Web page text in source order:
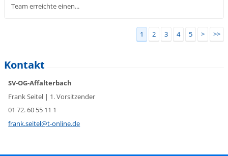
Team erreichte einen...
1 2 3 4 5 > >>
Kontakt
SV-OG-Affalterbach
Frank Seitel | 1. Vorsitzender
01 72. 60 55 11 1
frank.seitel@t-online.de